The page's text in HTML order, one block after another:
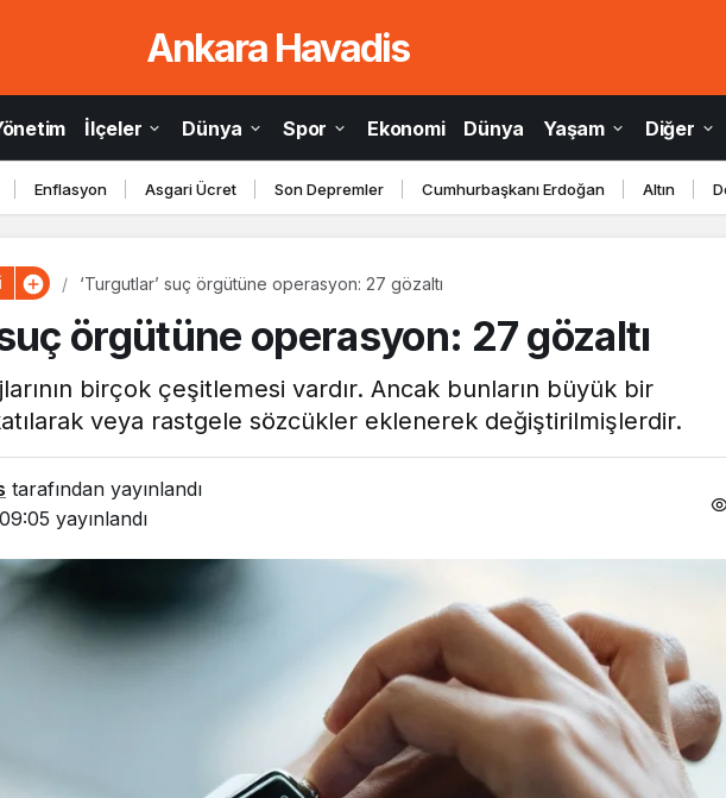
Ankara Havadis
İlçeler Dünya Spor Ekonomi Dünya Yaşam Diğer
Enflasyon Asgari Ücret Son Depremler Cumhurbaşkanı Erdoğan Altın
‘Turgutlar’ suç örgütüne operasyon: 27 gözaltı
örgütüne operasyon: 27 gözaltı
birçok çeşitlemesi vardır. Ancak bunların büyük bir
veya rastgele sözcükler eklenerek değiştirilmişlerdir.
tarafından yayınlandı
yayınlandı